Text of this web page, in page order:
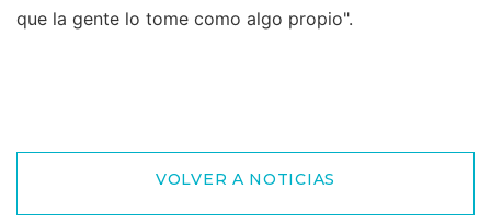
que la gente lo tome como algo propio".
VOLVER A NOTICIAS